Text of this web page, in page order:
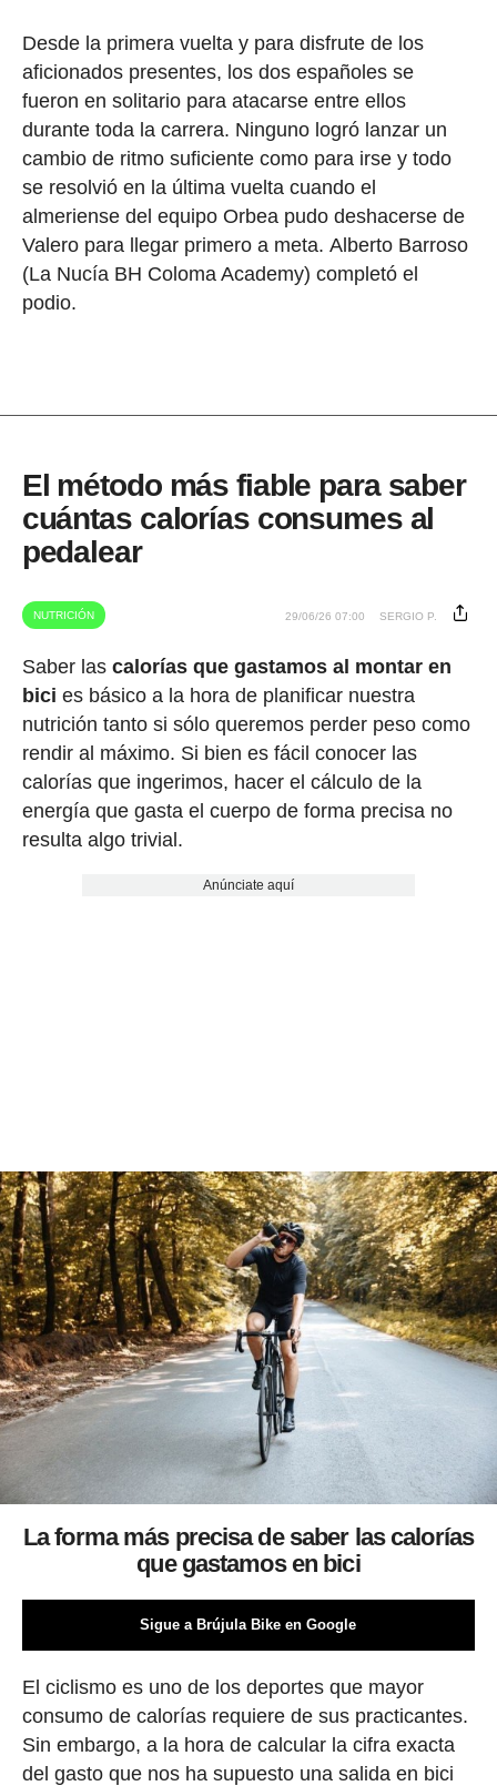
Desde la primera vuelta y para disfrute de los
aficionados presentes, los dos españoles se
fueron en solitario para atacarse entre ellos
durante toda la carrera. Ninguno logró lanzar un
cambio de ritmo suficiente como para irse y todo
se resolvió en la última vuelta cuando el
almeriense del equipo Orbea pudo deshacerse de
Valero para llegar primero a meta. Alberto Barroso
(La Nucía BH Coloma Academy) completó el
podio.
El método más fiable para saber
cuántas calorías consumes al
pedalear
NUTRICIÓN 29/06/26 07:00 SERGIO P.
Saber las calorías que gastamos al montar en
bici es básico a la hora de planificar nuestra
nutrición tanto si sólo queremos perder peso como
rendir al máximo. Si bien es fácil conocer las
calorías que ingerimos, hacer el cálculo de la
energía que gasta el cuerpo de forma precisa no
resulta algo trivial.
Anúnciate aquí
La forma más precisa de saber las calorías
que gastamos en bici
Sigue a Brújula Bike en Google
El ciclismo es uno de los deportes que mayor
consumo de calorías requiere de sus practicantes.
Sin embargo, a la hora de calcular la cifra exacta
del gasto que nos ha supuesto una salida en bici